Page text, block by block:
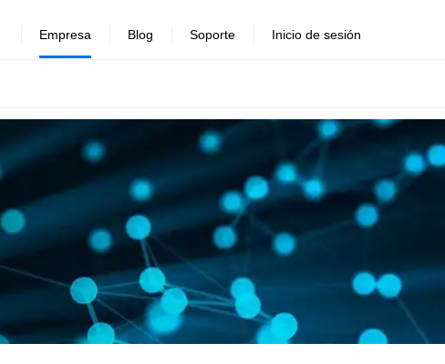
Empresa Blog Soporte Inicio de sesión